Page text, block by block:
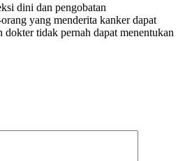
dini dan pengobatan
yang menderita kanker dapat
dokter tidak pernah dapat menentukan